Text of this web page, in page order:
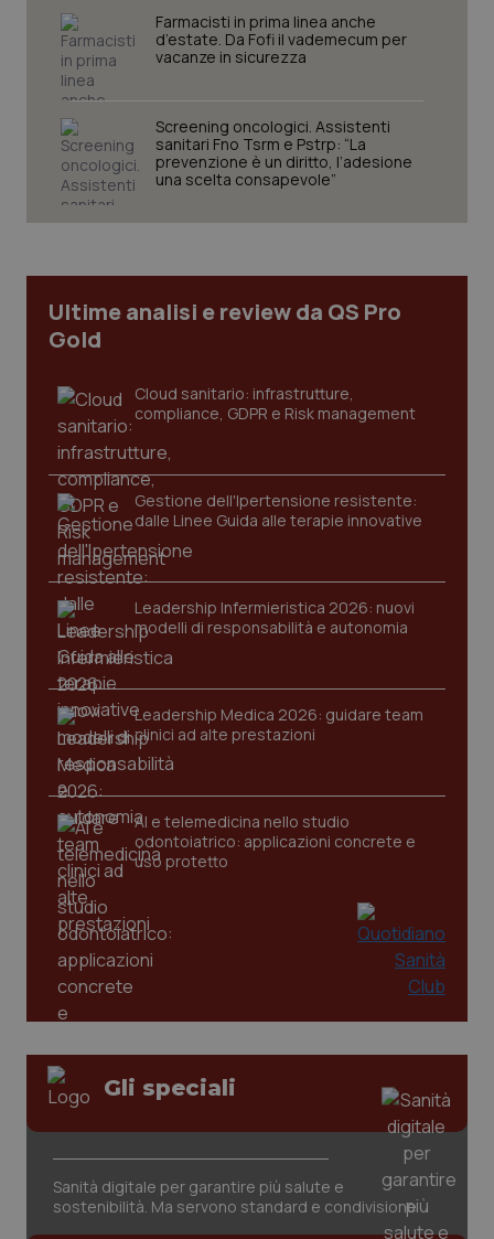
Farmacisti in prima linea anche
d’estate. Da Fofi il vademecum per
vacanze in sicurezza
Screening oncologici. Assistenti
sanitari Fno Tsrm e Pstrp: “La
prevenzione è un diritto, l’adesione
una scelta consapevole”
Ultime analisi e review da QS Pro
Gold
Cloud sanitario: infrastrutture,
compliance, GDPR e Risk management
Gestione dell'Ipertensione resistente:
dalle Linee Guida alle terapie innovative
Leadership Infermieristica 2026: nuovi
modelli di responsabilità e autonomia
Leadership Medica 2026: guidare team
clinici ad alte prestazioni
AI e telemedicina nello studio
odontoiatrico: applicazioni concrete e
uso protetto
Gli speciali
Sanità digitale per garantire più salute e
sostenibilità. Ma servono standard e condivisione
Nome
Fornitore/Dominio
VISITOR_PRIVACY_METADATA
CookieScriptConsent
CookieScript
tracking-sites-ironfish-
tracking-enable
tracking-sites-ironfish-
session-id
www.quotidianosanita.it
_ga
.quotidianosanita.it